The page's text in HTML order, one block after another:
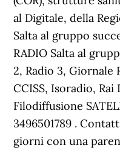
al Digitale, della
Salta al gruppo
RADIO Salta al
2, Radio 3, Giornale
CCISS, Isoradio,
Filodiffusione
3496501789 .
giorni con una